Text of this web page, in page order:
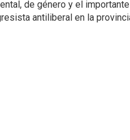
de género y el
antiliberal en la